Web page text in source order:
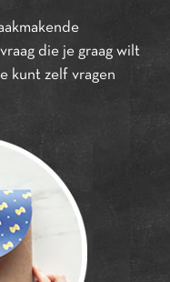
die je graag wilt
kunt zelf vragen